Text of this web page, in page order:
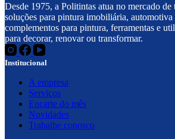
Desde 1975, a Politintas atua no mercado de
soluções para pintura imobiliária,
complementos para pintura, ferramentas e
para decorar, renovar ou transformar.
Institucional
A empresa
Serviços
Encarte do mês
Novidades
Trabalhe conosco